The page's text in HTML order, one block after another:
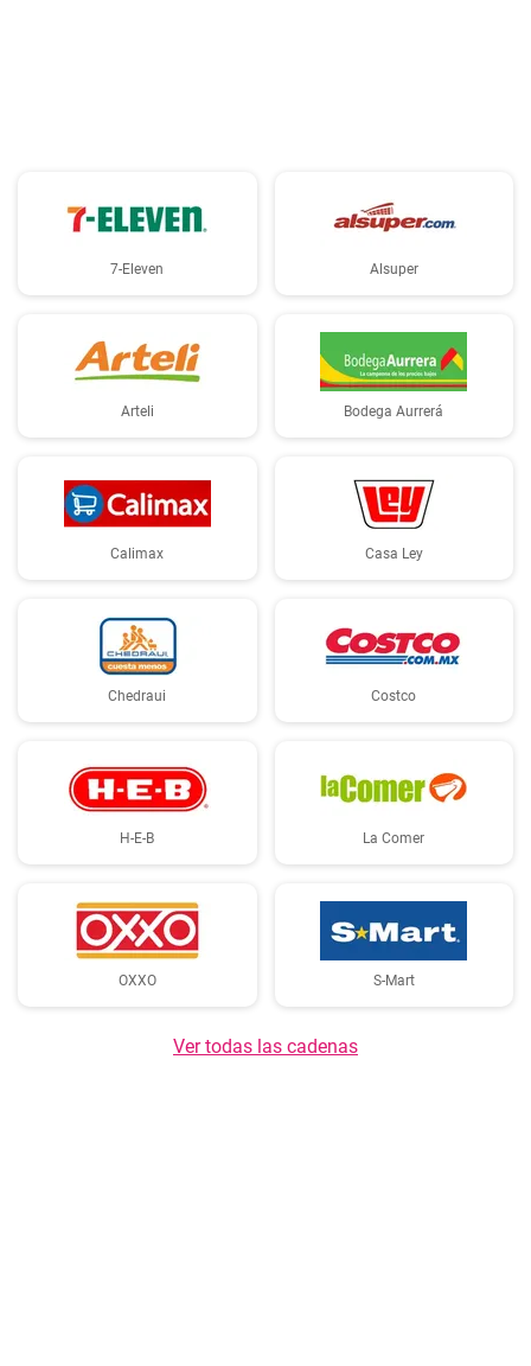
7-Eleven Alsuper
Arteli Bodega Aurrerá
Calimax Casa Ley
Chedraui Costco
H-E-B La Comer
OXXO S-Mart
Ver todas las cadenas